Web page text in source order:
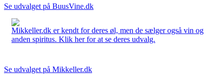
Se udvalget på BuusVine.dk
Mikkeller.dk er kendt for deres øl, men de sælger også vin og
anden spiritus. Klik her for at se deres udvalg.
Se udvalget på Mikkeller.dk